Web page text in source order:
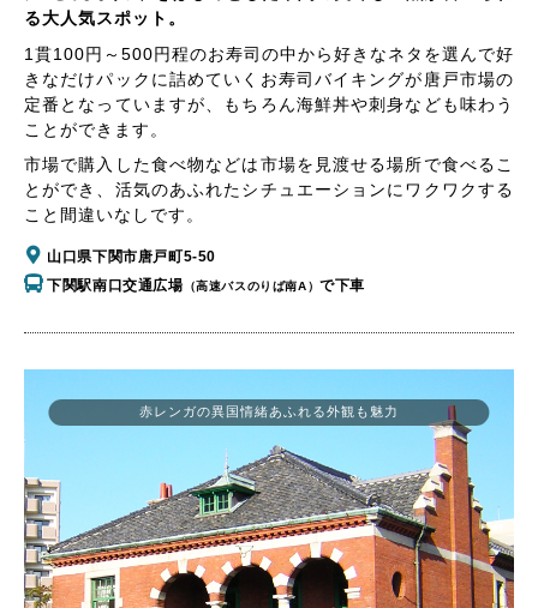
る大人気スポット。
1貫100円～500円程のお寿司の中から好きなネタを選んで好
きなだけパックに詰めていくお寿司バイキングが唐戸市場の
定番となっていますが、もちろん海鮮丼や刺身なども味わう
ことができます。
市場で購入した食べ物などは市場を見渡せる場所で食べるこ
とができ、活気のあふれたシチュエーションにワクワクする
こと間違いなしです。
山口県下関市唐戸町5-50
下関駅南口交通広場 （高速バスのりば南A）で下車
赤レンガの異国情緒あふれる外観も魅力